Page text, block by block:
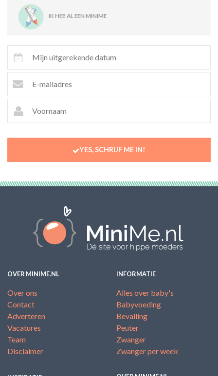
IK HEB AL EEN MINIME
YES, SCHRIJF ME IN!
OVER MINIME.NL
Over ons
Contact
Adverteren
Vacatures
Team
Disclaimer
INFORMATIE
Alles over baby's
Babyvoeding
Bevalling
Peuter
Zwanger
Zwanger per week